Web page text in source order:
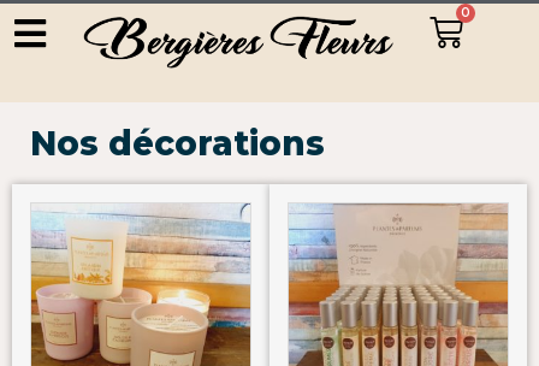
0
Nos décorations